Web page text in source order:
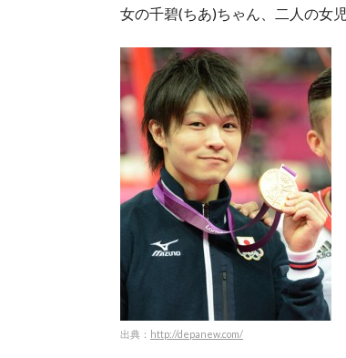
女の千碧(ちあ)ちゃん、二人の女
出典： http://depanew.com/